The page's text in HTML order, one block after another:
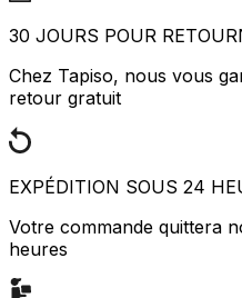
30 JOURS POUR
Chez Tapiso, nous vous
retour gratuit
EXPÉDITION SOUS 24
Votre commande quittera
heures